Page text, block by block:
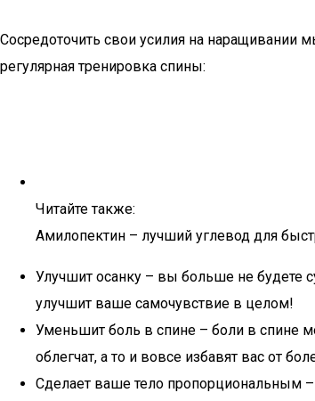
Сосредоточить свои усилия на
регулярная тренировка спины:
Читайте также:
Амилопектин – лучший углевод для
Улучшит осанку – вы больше не будете
улучшит ваше самочувствие в целом!
Уменьшит боль в спине – боли в спине
облегчат, а то и вовсе избавят вас от
Сделает ваше тело пропорциональным